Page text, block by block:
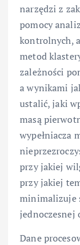
narzędzi z
pomocy
kontrolnych,
metod
zależności
a wynikami
ustalić, jaki
masą
wypełniacza
przy jakiej
przy jakiej
minimalizuje
jednoczesnej
Dane